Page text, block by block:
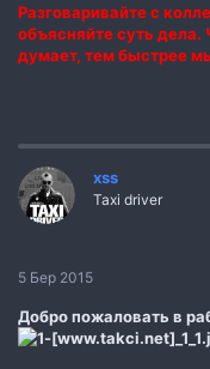
Разговаривайте с
объясняйте суть дела.
думает, тем быстрее
xss
Taxi driver
5 Бер 2015
Добро пожаловать в